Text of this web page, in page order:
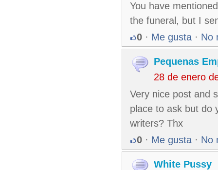
You have
the funeral, but I
0 · Me gusta · No
Pequenas
28 de enero
Very nice post and
place to ask but do
writers? Thx
0 · Me gusta · No
White Pussy